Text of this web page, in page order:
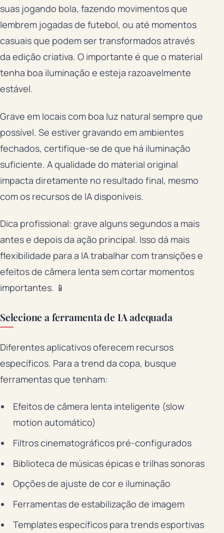
suas jogando bola, fazendo movimentos que
lembrem jogadas de futebol, ou até momentos
casuais que podem ser transformados através
da edição criativa. O importante é que o material
tenha boa iluminação e esteja razoavelmente
estável.
Grave em locais com boa luz natural sempre que
possível. Se estiver gravando em ambientes
fechados, certifique-se de que há iluminação
suficiente. A qualidade do material original
impacta diretamente no resultado final, mesmo
com os recursos de IA disponíveis.
Dica profissional: grave alguns segundos a mais
antes e depois da ação principal. Isso dá mais
flexibilidade para a IA trabalhar com transições e
efeitos de câmera lenta sem cortar momentos
importantes. 📱
Selecione a ferramenta de IA adequada
Diferentes aplicativos oferecem recursos
específicos. Para a trend da copa, busque
ferramentas que tenham:
Efeitos de câmera lenta inteligente (slow
motion automático)
Filtros cinematográficos pré-configurados
Biblioteca de músicas épicas e trilhas sonoras
Opções de ajuste de cor e iluminação
Ferramentas de estabilização de imagem
Templates específicos para trends esportivas